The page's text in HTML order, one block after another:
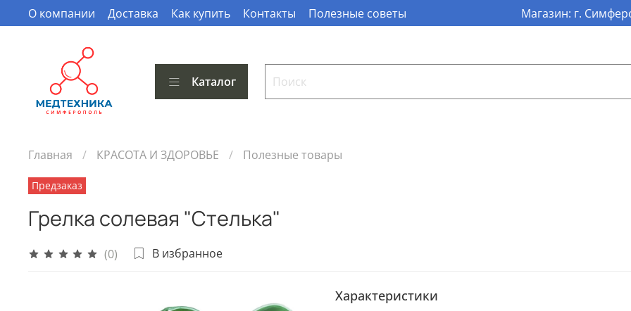
О компании Доставка Как купить Контакты Полезные советы Магазин: г.
Каталог
Главная КРАСОТА И ЗДОРОВЬЕ Полезные товары
Предзаказ
Грелка солевая "Стелька"
(0) В избранное
Характеристики